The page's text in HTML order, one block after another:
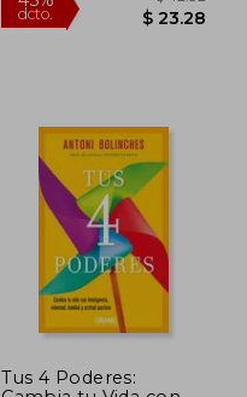
45%
dcto.
Tus 4 Poderes: